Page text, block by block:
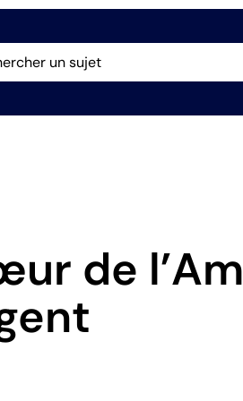
un sujet
de